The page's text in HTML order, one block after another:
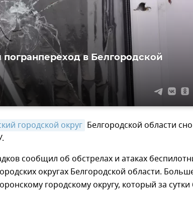
в Белгородской
городской округ Белгородской области
сообщил об обстрелах и атаках
округах Белгородской области.
городскому округу, который за